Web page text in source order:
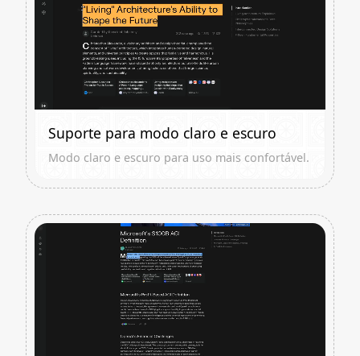
Suporte para modo claro e escuro
Modo claro e escuro para uso mais confortável.